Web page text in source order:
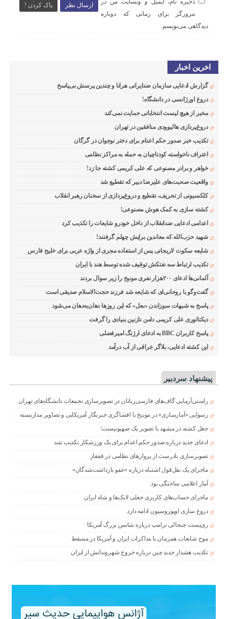
ارسال نظر پاک کردن !
مرورگر برای زمانی که دوباره
دیدگاهی می‌نویسم.
اخرین اخبار
گزارش ادعایی سازمان ضدایرانی هرانا و چندین پرسش بی‌پاسخ
دروغ اورژانسی در دانشگاه!
مخبر از هیچ لیست انتخاباتی حمایت نمی‌کند
دروغ‌پردازی هالیوودی منافقین در تهران
تکذیب خبر صدور حکم اعدام برای دختر نوجوان در گرگان
اعتراف ناخواسته کودتاچیان به حمله به مراکز نظامی
خواهر و برادر مصنوعی که علی کریمی کشته جا زد!
واقعیت صحبت‌های علیرضا دبیر که تقطیع شد
کلکسیونی از تحریف، تقطیع و دروغ‌پردازی از سخنان رهبر انقلاب
کشته سازی به کمک هوش مصنوعی!
اعدامی ادعایی ضدانقلاب از داخل خودرو شایعات را تکذیب کرد
شهید حزب‌الله که معاندین برایش چهلم گرفتند!
شایعه سکوت لاریجانی پس از استفاده مجری از واژه عربی برای خلیج فارس
تکذیب ارتباط سه نفتکش توقیف شده توسط هند با ایران
آلمانی‌ها ادعای ۲۰۰هزار نفری مونیخ را زیر سوال بردند
گفت‌وگو با روحانی‌ای که شایعه شد فرزند حجت‌الاسلام صدیقی است
پاسخ به شبهات سوزاندن «بعل» که این روزها دهان‌به‌دهان می‌شود
دیکتاتوری علی کریمی دامن نازنین بنیادی را گرفت
پاسخ کاربران BBC به ادعای ارژنگ امیرفضلی
این کشته ادعایی، بلاگر عراقی از آب درآمد
پیشنهاد سردبیر
راستی‌آزمایی گاف‌های فارسی‌زبانان در تصویرسازی تجمعات دانشگاه‌های تهران
رسوایی «آمارسازی» در مونیخ با افشاگری خبرنگار آمریکایی و تصاویر مداربسته
جعل کشته در مشهد با تصویر یک صهیونیست؛
ادعای جدید درباره صدور حکم اعدام برای یک ورزشکار تکذیب شد
تصویرسازی نادرست از پروازهای نظامی در قفقاز
ماجرای یک نقل‌قول اشتباه درباره «عفو بازداشت‌شدگان»
آمار اعلامی ساختگی بود
ماجرای حساب‌های کاربری جعلی لایک‌ها و شاه ایران
دروغ سازی اوپوزوسیون ادامه دارد
ری‌پست جنجالی ترامپ درباره شانس بزرگ آمریکا
موج شایعات همزمان با مذاکرات ایران و آمریکا در مسقط
تکذیب هشدار جدید چین درباره خروج شهروندانش از ایران